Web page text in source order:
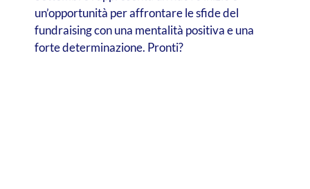
un’opportunità per affrontare le sfide del
fundraising con una mentalità positiva e una
forte determinazione. Pronti?